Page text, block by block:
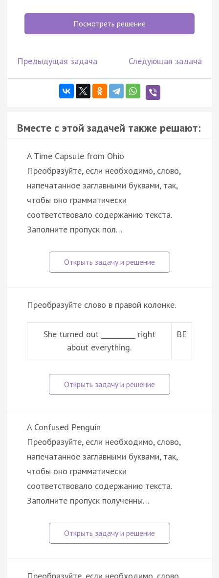
Посмотреть решение
Предыдущая задача Следующая задача
Вместе с этой задачей также решают:
A Time Capsule from Ohio
Преобразуйте, если необходимо, слово,
напечатанное заглавными буквами, так,
чтобы оно грамматически
соответствовало содержанию текста.
Заполните пропуск пол…
Преобразуйте слово в правой колонке.
She turned out __________ right
about everything.
BE
A Confused Penguin
Преобразуйте, если необходимо, слово,
напечатанное заглавными буквами, так,
чтобы оно грамматически
соответствовало содержанию текста.
Заполните пропуск полученны…
Преобразуйте, если необходимо, слово,